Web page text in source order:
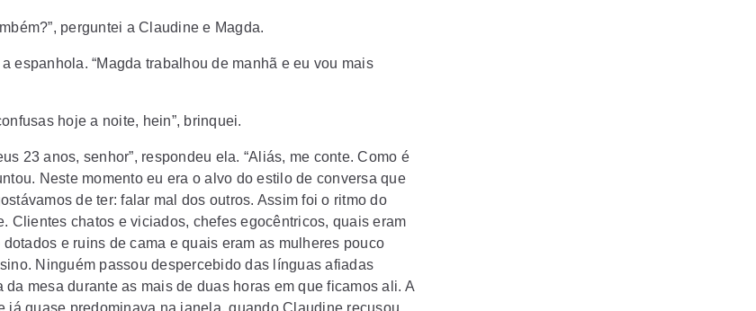
perguntei a Claudine e Magda.
a espanhola. “Magda trabalhou de manhã e eu vou mais
hoje a noite, hein”, brinquei.
23 anos, senhor”, respondeu ela. “Aliás, me conte. Como é
Neste momento eu era o alvo do estilo de conversa que
de ter: falar mal dos outros. Assim foi o ritmo do
Clientes chatos e viciados, chefes egocêntricos, quais eram
e ruins de cama e quais eram as mulheres pouco
Ninguém passou despercebido das línguas afiadas
da mesa durante as mais de duas horas em que ficamos ali. A
já quase predominava na janela, quando Claudine recusou